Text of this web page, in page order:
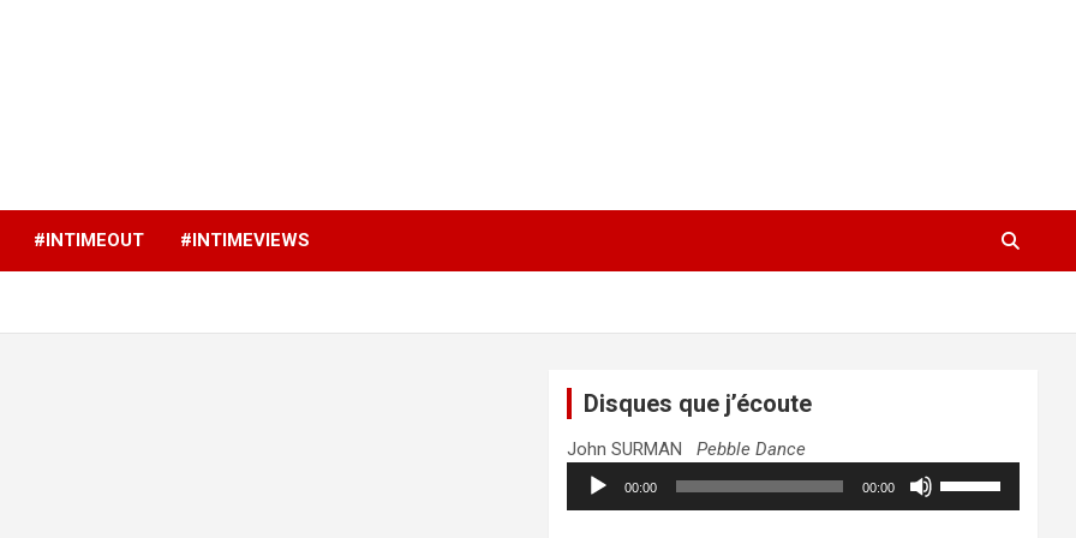
#INTIMEOUT #INTIMEVIEWS
Disques que j’écoute
John SURMANPebble Dance
Lecteur
audio
00:00 00:00